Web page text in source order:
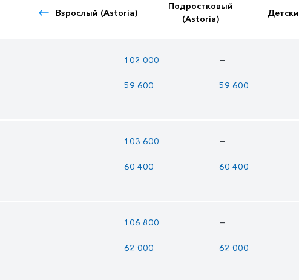
Взрослый (Astoria)
Подростковый
(Astoria)
102 000 —
59 600 59 600
103 600 —
60 400 60 400
106 800 —
62 000 62 000